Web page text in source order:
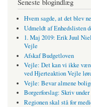
Seneste blogindlæg
Hvem sagde, at det blev
Udmeldt af Enhedslisten
1. Maj 2019: Erik Juul
Vejle
Afskaf Budgetloven
Vejle: Det kan vi ikke
ved Hjerteaktion Vejle
Vejle: Bevar almene
Borgerforslag: Skriv
Regionen skal stå for